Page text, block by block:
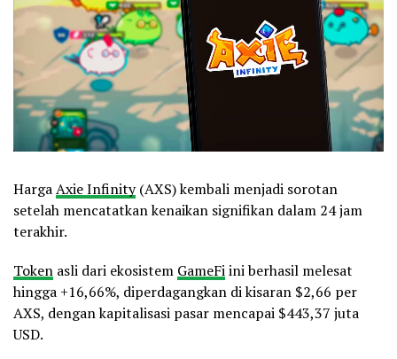
HargaAxie Infinity(AXS) kembali menjadi sorotan
setelah mencatatkan kenaikan signifikan dalam 24 jam
terakhir.
Token asli dari ekosistem GameFiini berhasil melesat
hingga +16,66%, diperdagangkan di kisaran $2,66 per
AXS, dengan kapitalisasi pasar mencapai $443,37 juta
USD.